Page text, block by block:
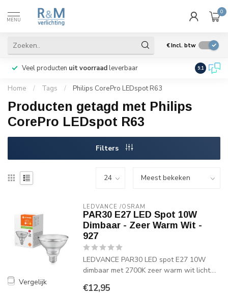
MENU
0
€Incl. btw
Veel producten uit voorraadleverbaar Wij
9.1
Home / Tags / Philips CorePro LEDspot R63
Producten getagd met Philips
CorePro LEDspot R63
Filters
Vergelijk
LEDVANCE /OSRAM
PAR30 E27 LED Spot 10W
Dimbaar - Zeer Warm Wit -
927
LEDVANCE PAR30 LED spot E27 10W
dimbaar met 2700K zeer warm wit licht....
€12,95